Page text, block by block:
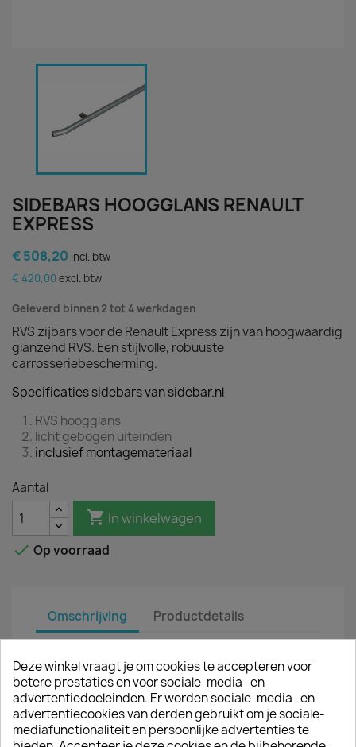
SIDEBARS HOOGGLANS RENAULT
EXPRESS
€ 508,20 incl. btw
€ 420,00 excl. btw
Geleverd binnen 2 tot 4 werkdagen
RVS zijbars voor de Renault Express zijn van hoogwaardig
glanzend RVS. Een stijlvolle, robuuste
carrosseriebescherming.
Specificaties sidebars van sidebar.nl
RVS hoogglans
licht gebogen uiteinden
inclusief montagemateriaal
Aantal
 In winkelwagen
 Op voorraad
Omschrijving Productdetails
carrosserie van de Renault Express tegen dure
flank- en dorpelschade. Daarnaast geeft een rvs
hoogglans sidebar de bus een sjieke look. Onze
beschermbars zijn van hoogwaardig RVS.
Deze winkel vraagt je om cookies te accepteren voor
betere prestaties en voor sociale-media- en
advertentiedoeleinden. Er worden sociale-media- en
advertentiecookies van derden gebruikt om je sociale-
mediafunctionaliteit en persoonlijke advertenties te